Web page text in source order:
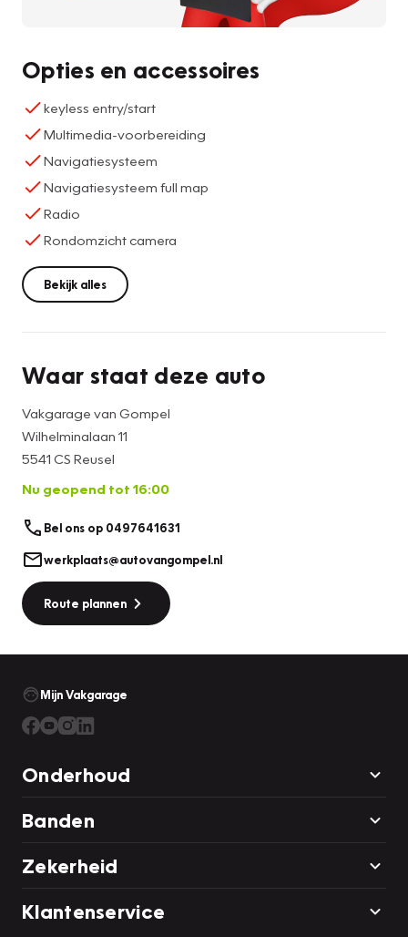
Opties en accessoires
keyless entry/start
Multimedia-voorbereiding
Navigatiesysteem
Navigatiesysteem full map
Radio
Rondomzicht camera
Bekijk alles
Waar staat deze auto
Vakgarage van Gompel
Wilhelminalaan 11
5541 CS Reusel
Nu geopend tot 16:00
Bel ons op 0497641631
werkplaats@autovangompel.nl
Route plannen
Mijn Vakgarage
Onderhoud
Banden
Zekerheid
Klantenservice